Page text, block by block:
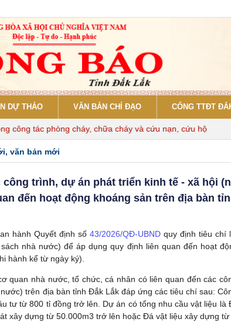
DỰ THẢO VĂN BẢN CHỈ ĐẠO CỔNG TTĐT
phòng cháy, chữa cháy và cứu nạn, cứu hộ
văn bản mới
trình, dự án phát triển kinh tế - xã hội
đến hoạt động khoáng sản trên địa bàn
hành Quyết định số 43/2026/QĐ-UBND quy định tiêu chí
nhà nước) để áp dụng quy định liên quan đến hoạt
hành kể từ ngày ký).
quan nhà nước, tổ chức, cá nhân có liên quan đến các
trên địa bàn tỉnh Đắk Lắk đáp ứng các tiêu chí sau:
tư từ 800 tỉ đồng trở lên. Dự án có tổng nhu cầu vật liệu là
xây dựng từ 50.000m3 trở lên hoặc Đá vật liệu xây dựng từ